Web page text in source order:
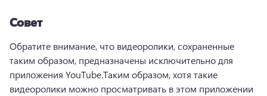
Совет
Обратите внимание, что видеоролики, сохраненные
таким образом, предназначены исключительно для
приложения YouTube.Таким образом, хотя такие
видеоролики можно просматривать в этом приложении